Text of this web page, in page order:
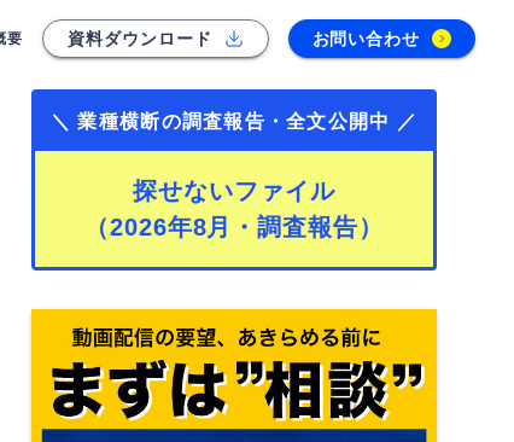
要 資料ダウンロード お問い合わせ
＼ 業種横断の調査報告・全文公開中 ／
探せないファイル
（2026年8月・調査報告）